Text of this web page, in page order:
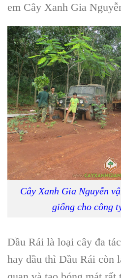
em Cây Xanh Gia
Cây Xanh Gia Nguyễn
giống cho công
Dầu Rái là loại cây đa
hay dầu thì Dầu Rái còn